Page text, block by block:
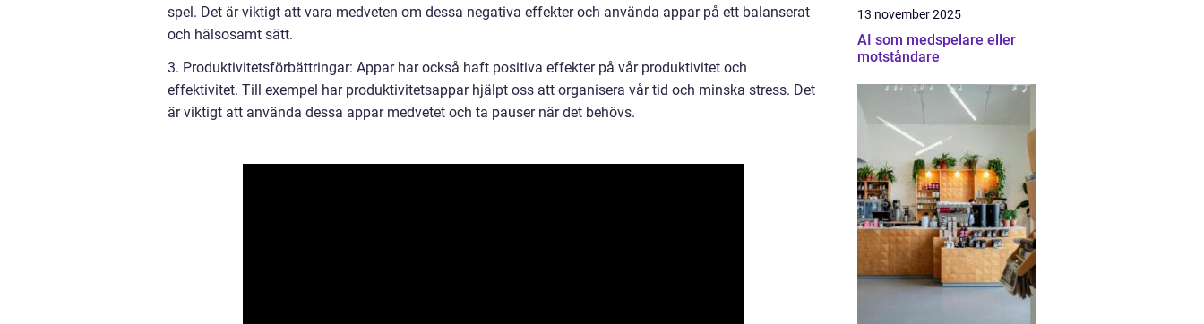
spel. Det är viktigt att vara medveten om dessa negativa effekter och använda appar på ett balanserat
och hälsosamt sätt.
3. Produktivitetsförbättringar: Appar har också haft positiva effekter på vår produktivitet och
effektivitet. Till exempel har produktivitetsappar hjälpt oss att organisera vår tid och minska stress. Det
är viktigt att använda dessa appar medvetet och ta pauser när det behövs.
13 november 2025
AI som medspelare eller
motståndare